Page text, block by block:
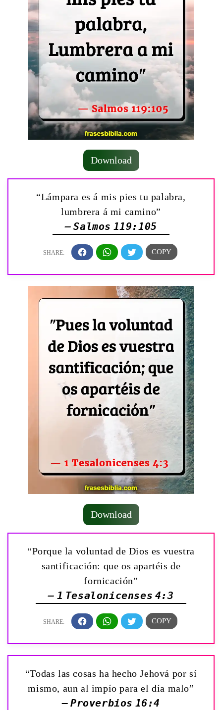
Download
“Lámpara es á mis pies tu palabra,
lumbrera á mi camino”
— Salmos 119:105
Download
“Porque la voluntad de Dios es vuestra
santificación: que os apartéis de
fornicación”
— 1 Tesalonicenses 4:3
“Todas las cosas ha hecho Jehová por sí
mismo, aun al impío para el día malo”
— Proverbios 16:4